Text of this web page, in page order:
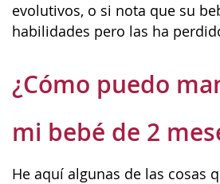
evolutivos, o si nota que su
habilidades pero las ha
¿Cómo puedo
mi bebé de 2
He aquí algunas de las cosas